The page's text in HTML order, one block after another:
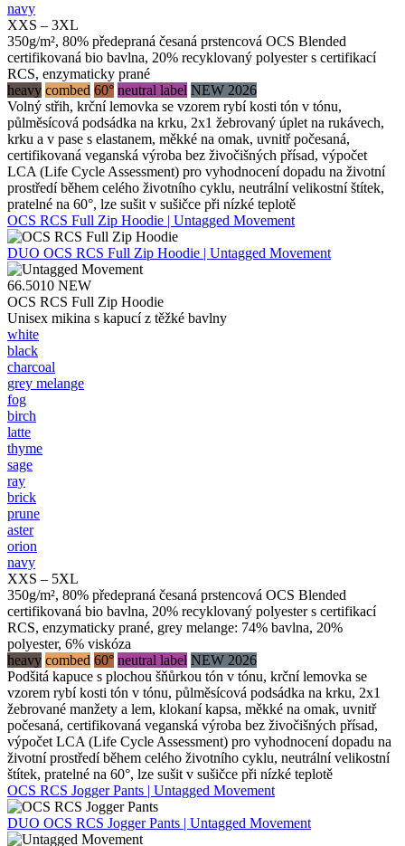
navy
XXS – 3XL
350g/m², 80% předepraná česaná prstencová OCS Blended
certifikovaná bio bavlna, 20% recyklovaný polyester s certifikací
RCS, enzymaticky prané
heavy combed 60° neutral label NEW 2026
Volný střih, krční lemovka se vzorem rybí kosti tón v tónu,
půlměsícová podsádka na krku, 2x1 žebrovaný úplet na rukávech,
krku a v pase s elastanem, měkké na omak, uvnitř počesaná,
certifikovaná veganská výroba bez živočišných přísad, výpočet
LCA (Life Cycle Assessment) pro vyhodnocení dopadu na životní
prostředí během celého životního cyklu, neutrální velikostní štítek,
pratelné na 60°, lze sušit v sušičce při nízké teplotě
OCS RCS Full Zip Hoodie | Untagged Movement
DUO OCS RCS Full Zip Hoodie | Untagged Movement
66.5010 NEW
OCS RCS Full Zip Hoodie
Unisex mikina s kapucí z těžké bavlny
white
black
charcoal
grey melange
fog
birch
latte
thyme
sage
ray
brick
prune
aster
orion
navy
XXS – 5XL
350g/m², 80% předepraná česaná prstencová OCS Blended
certifikovaná bio bavlna, 20% recyklovaný polyester s certifikací
RCS, enzymaticky prané, grey melange: 74% bavlna, 20%
polyester, 6% viskóza
heavy combed 60° neutral label NEW 2026
Podšitá kapuce s plochou šňůrkou tón v tónu, krční lemovka se
vzorem rybí kosti tón v tónu, půlměsícová podsádka na krku, 2x1
žebrované manžety a lem, klokaní kapsa, měkké na omak, uvnitř
počesaná, certifikovaná veganská výroba bez živočišných přísad,
výpočet LCA (Life Cycle Assessment) pro vyhodnocení dopadu na
životní prostředí během celého životního cyklu, neutrální velikostní
štítek, pratelné na 60°, lze sušit v sušičce při nízké teplotě
OCS RCS Jogger Pants | Untagged Movement
DUO OCS RCS Jogger Pants | Untagged Movement